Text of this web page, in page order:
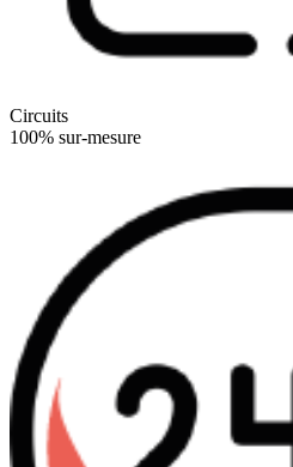
Circuits
100% sur-mesure